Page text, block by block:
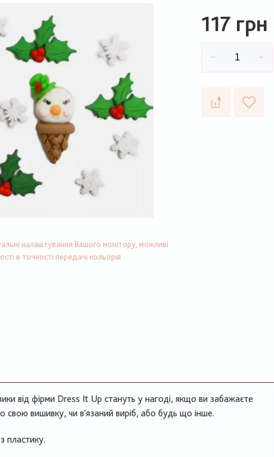
налаштування Вашого монітору, можливі
в точності передачі кольорів
117 грн
від фірми Dress It Up стануть у нагоді, якщо ви забажаєте
свою вишивку, чи в'язаний виріб, або будь що інше.
пластику.